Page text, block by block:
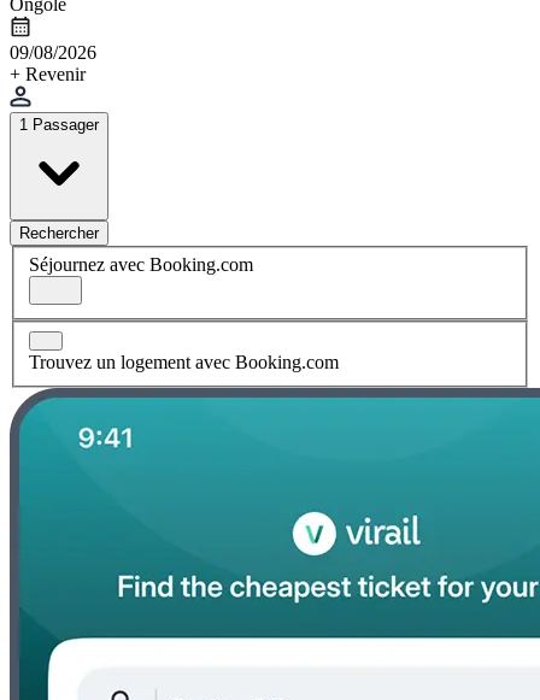
09/08/2026
+ Revenir
1 Passager
Rechercher
Séjournez avec Booking.com
Trouvez un logement avec Booking.com